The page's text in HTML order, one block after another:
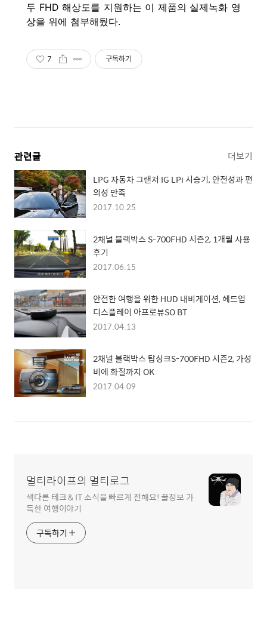
두 FHD 해상도를 지원하는 이 제품의 실제녹화 영
상을 위에 첨부해뒀다.
7 구독하기
관련글 더보기
LPG 자동차 그랜저 IG LPi 시승기, 안전성과 편
의성 만족
2017.10.25
2채널 블랙박스 S-700FHD 시즌2, 1개월 사용
후기
2017.06.15
안전한 여행을 위한 HUD 내비게이션, 헤드업
디스플레이 아프로뷰SO BT
2017.04.13
2채널 블랙박스 탑싱크S-700FHD 시즌2, 가성
비에 화질까지 OK
2017.04.09
멀티라이프의 멀티로그
색다른 테크 & IT 소식을 빠르게 전해요! 꿀정보 가
득한 여행이야기
구독하기